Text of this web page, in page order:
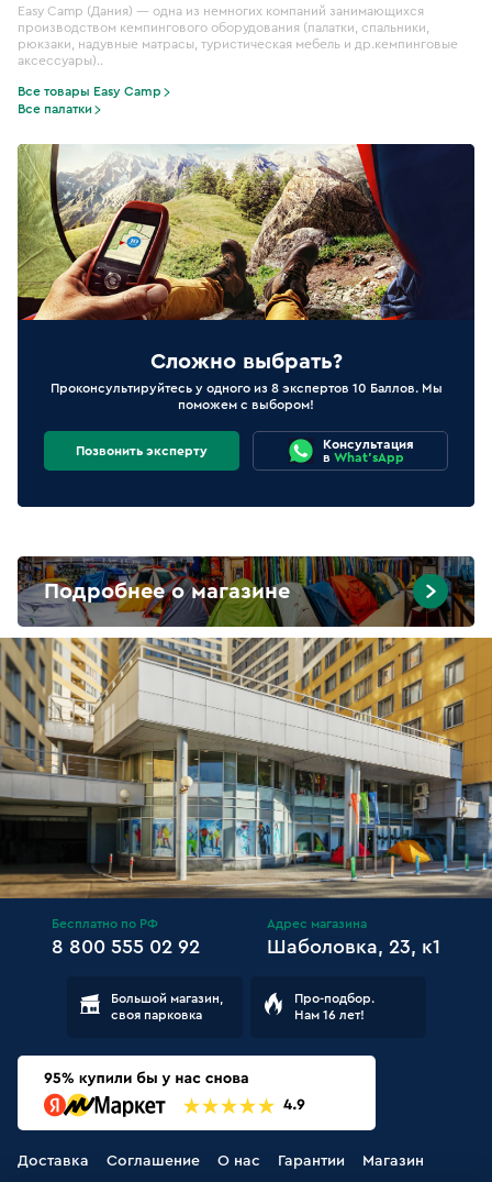
Easy Camp (Дания) — одна из немногих компаний занимающихся
производством кемпингового оборудования (палатки, спальники,
рюкзаки, надувные матрасы, туристическая мебель и др.кемпинговые
аксессуары)..
Все товары Easy Camp
Все палатки
Сложно выбрать?
Проконсультируйтесь у одного из 8 экспертов 10 Баллов. Мы
поможем с выбором!
Позвонить эксперту
Консультация
в What'sApp
Подробнее о магазине
Бесплатно по РФ
8 800 555 02 92
Адрес магазина
Шаболовка, 23, к1
Большой магазин,
своя парковка
Про-подбор.
Нам 16 лет!
Доставка Соглашение О нас Гарантии Магазин